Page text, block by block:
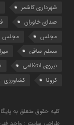
شهرداری کاشمر
صدای خاوران
مجلس
مجلس
مسلم ساقی
نیروی انتظامی
کرونا
کشاورزی
کلیه حقوق متعلق به